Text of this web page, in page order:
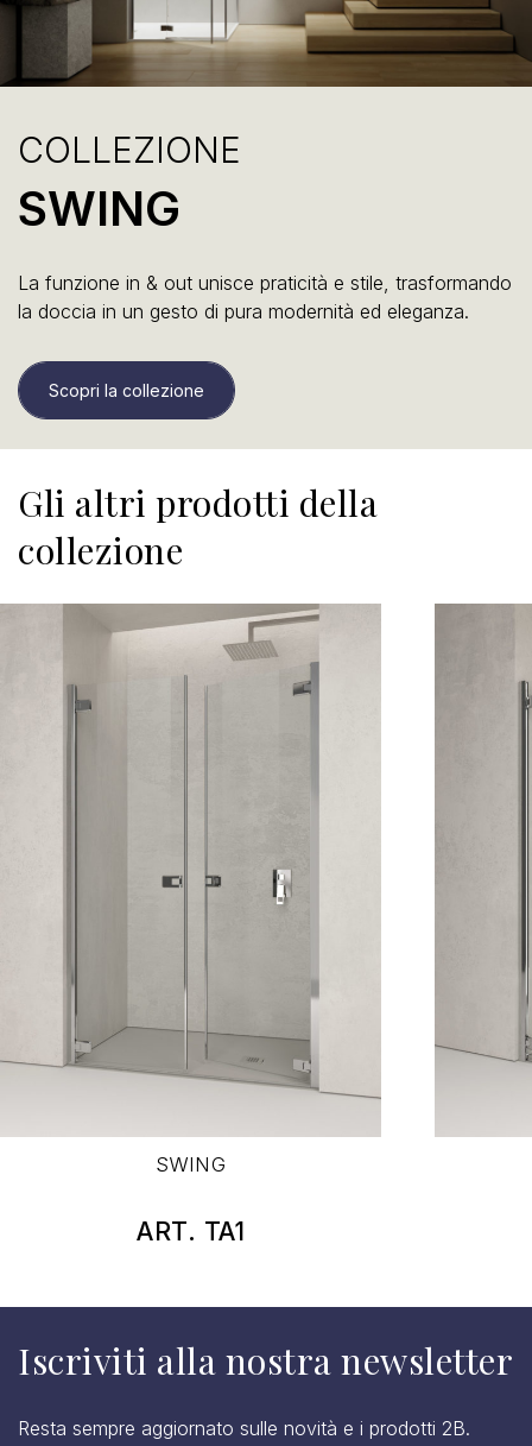
COLLEZIONE
SWING
La funzione in & out unisce praticità e stile, trasformando
la doccia in un gesto di pura modernità ed eleganza.
Scopri la collezione
Gli altri prodotti della
collezione
SWING
ART. TA1
Iscriviti alla nostra newsletter
Resta sempre aggiornato sulle novità e i prodotti 2B.